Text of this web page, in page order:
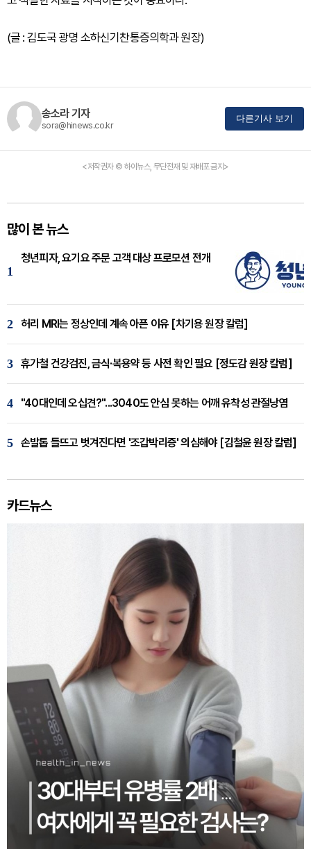
(글 : 김도국 광명 소하신기찬통증의학과 원장)
송소라 기자
sora@hinews.co.kr
다른기사 보기
<저작권자 © 하이뉴스, 무단전재 및 재배포 금지>
많이 본 뉴스
1
청년피자, 요기요 주문 고객 대상 프로모션 전개
2 허리 MRI는 정상인데 계속 아픈 이유 [차기용 원장 칼럼]
3 휴가철 건강검진, 금식·복용약 등 사전 확인 필요 [정도감 원장 칼럼]
4 "40대인데 오십견?"...3040도 안심 못하는 어깨 유착성 관절낭염
5 손발톱 들뜨고 벗겨진다면 '조갑박리증' 의심해야 [김철윤 원장 칼럼]
카드뉴스